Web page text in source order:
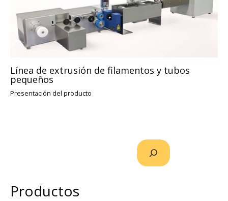
Línea de extrusión de filamentos y tubos
pequeños
Presentación del producto
Productos